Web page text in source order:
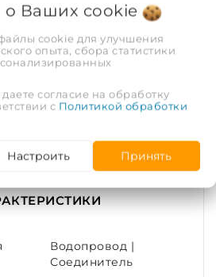
применяется в качестве
междусоединителем
с резьбой 3/4"
4"
резина
Водопровод |
Соединитель
о Ваших cookie
cookie для улучшения
опыта, сбора статистики
согласие на обработку
с Политикой обработки
Настроить Принять